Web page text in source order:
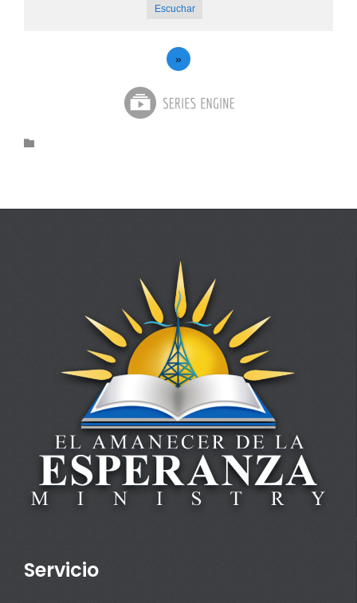
Escuchar
»

Servicio